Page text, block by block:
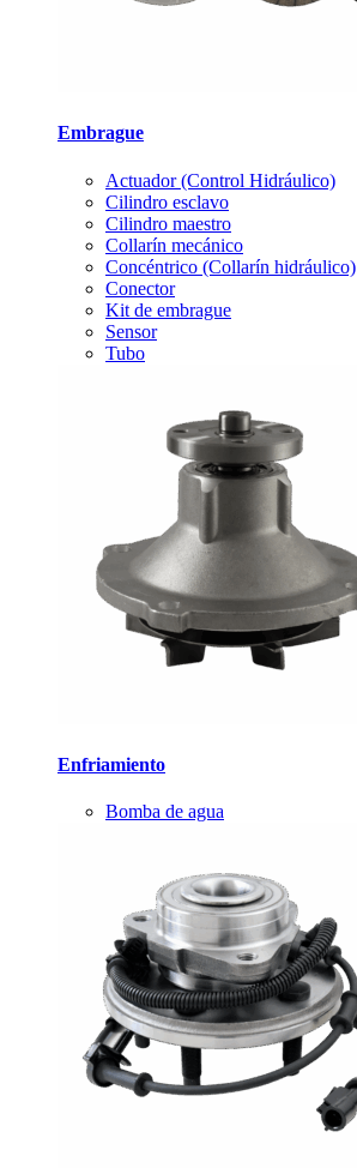
Embrague
Actuador (Control Hidráulico)
Cilindro esclavo
Cilindro maestro
Collarín mecánico
Concéntrico (Collarín hidráulico)
Conector
Kit de embrague
Sensor
Tubo
Enfriamiento
Bomba de agua